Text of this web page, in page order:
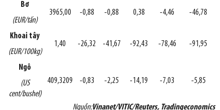
Bơ
(EUR/tấn)
3965,00 -0,88 -0,88 0,38 -4,46 -46,78
Khoai tây
(EUR/100kg)
1,40 -26,32 -41,67 -92,43 -78,46 -91,95
Ngô
(US
cent/bushel)
409,3209 -0,83 -2,25 -14,19 -7,03 -5,85
Nguồn:Vinanet/VITIC/Reuters, Tradingeconomics